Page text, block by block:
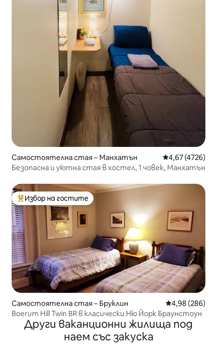
Самостоятелна стая – Манхатън Средна
4,67 (4726)
Безопасна и уютна стая в хостел, 1 човек, Манхатън
Най-популярен избор на гостите
Избор на гостите
Самостоятелна стая – Бруклин Средна
4,98 (286)
Boerum Hill Twin BR в класически Ню Йорк Браунстоун
Други ваканционни жилища под
наем със закуска